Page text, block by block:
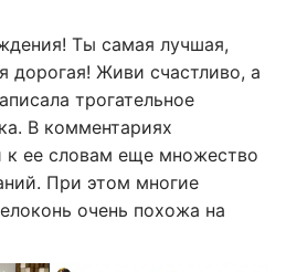
Ты самая лучшая,
дорогая! Живи счастливо, а
трогательное
В комментариях
к ее словам еще множество
При этом многие
очень похожа на